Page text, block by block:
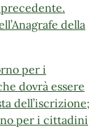
della
per i
dovrà essere
dell’iscrizione;
per i cittadini